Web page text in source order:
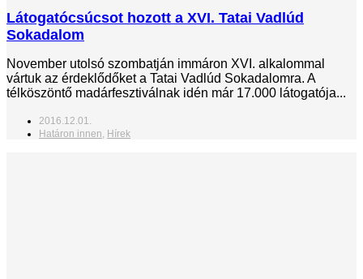
Látogatócsúcsot hozott a XVI. Tatai Vadlúd
Sokadalom
November utolsó szombatján immáron XVI. alkalommal
vártuk az érdeklődőket a Tatai Vadlúd Sokadalomra. A
télköszöntő madárfesztiválnak idén már 17.000 látogatója...
2016.12.01.
Határon innen Hírek